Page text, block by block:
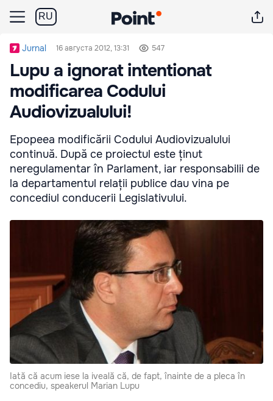
RU
Jurnal 16 августа 2012, 13:31 547
Lupu a ignorat intentionat
modificarea Codului
Audiovizualului!
Epopeea modificării Codului Audiovizualului
continuă. După ce proiectul este ținut
neregulamentar în Parlament, iar responsabilii de
la departamentul relații publice dau vina pe
concediul conducerii Legislativului.
Iată că acum iese la iveală că, de fapt, înainte de a pleca în
concediu, speakerul Marian Lupu